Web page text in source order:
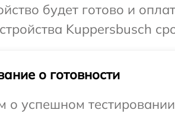
будет готово и
Kuppersbusch
о готовности
успешном тестировании